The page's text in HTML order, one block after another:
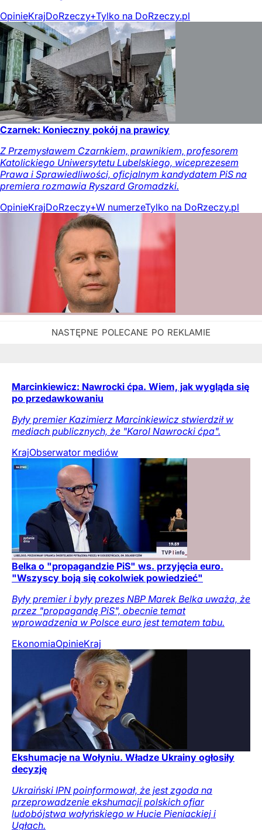
OpinieKrajDoRzeczy+Tylko na DoRzeczy.pl
Czarnek: Konieczny pokój na prawicy
Z Przemysławem Czarnkiem, prawnikiem, profesorem
Katolickiego Uniwersytetu Lubelskiego, wiceprezesem
Prawa i Sprawiedliwości, oficjalnym kandydatem PiS na
premiera rozmawia Ryszard Gromadzki.
OpinieKrajDoRzeczy+W numerzeTylko na DoRzeczy.pl
Marcinkiewicz: Nawrocki ćpa. Wiem, jak wygląda się
po przedawkowaniu
Były premier Kazimierz Marcinkiewicz stwierdził w
mediach publicznych, że "Karol Nawrocki ćpa".
KrajObserwator mediów
Belka o "propagandzie PiS" ws. przyjęcia euro.
"Wszyscy boją się cokolwiek powiedzieć"
Były premier i były prezes NBP Marek Belka uważa, że
przez "propagandę PiS", obecnie temat
wprowadzenia w Polsce euro jest tematem tabu.
EkonomiaOpinieKraj
Ekshumacje na Wołyniu. Władze Ukrainy ogłosiły
decyzję
Ukraiński IPN poinformował, że jest zgoda na
przeprowadzenie ekshumacji polskich ofiar
ludobójstwa wołyńskiego w Hucie Pieniackiej i
Ugłach.